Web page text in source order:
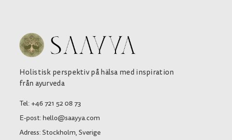
Holistisk perspektiv på hälsa med inspiration
från ayurveda
Tel: +46 721 52 08 73
E-post: hello@saayya.com
Adress: Stockholm, Sverige